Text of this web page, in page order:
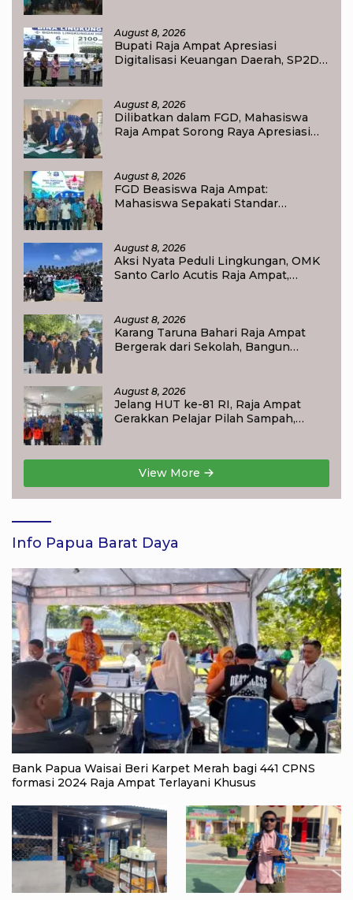
August 8, 2026
Bupati Raja Ampat Apresiasi
Digitalisasi Keuangan Daerah, SP2D
August 8, 2026
Dilibatkan dalam FGD, Mahasiswa
Raja Ampat Sorong Raya Apresiasi
August 8, 2026
FGD Beasiswa Raja Ampat:
Mahasiswa Sepakati Standar
August 8, 2026
Aksi Nyata Peduli Lingkungan, OMK
Santo Carlo Acutis Raja Ampat,
August 8, 2026
Karang Taruna Bahari Raja Ampat
Bergerak dari Sekolah, Bangun
August 8, 2026
Jelang HUT ke-81 RI, Raja Ampat
Gerakkan Pelajar Pilah Sampah,
View More
Info Papua Barat Daya
Bank Papua Waisai Beri Karpet Merah bagi 441 CPNS
formasi 2024 Raja Ampat Terlayani Khusus